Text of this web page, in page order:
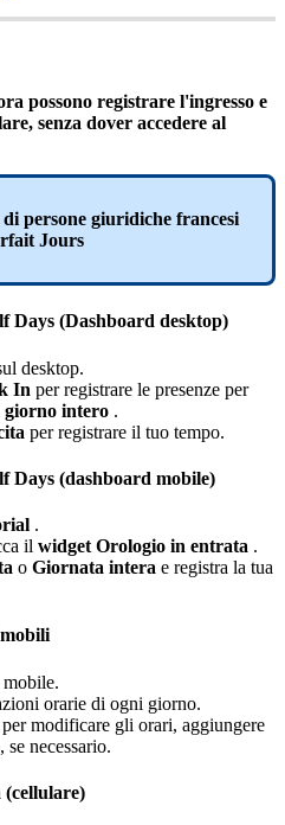
possono registrare l'ingresso e
, senza dover accedere al
di persone giuridiche francesi
Jours
Days (Dashboard desktop)
desktop.
In per registrare le presenze per
giorno intero .
per registrare il tuo tempo.
Days (dashboard mobile)
.
il widget Orologio in entrata .
o Giornata intera e registra la tua
mobili
mobile.
orarie di ogni giorno.
per modificare gli orari, aggiungere
, se necessario.
(cellulare)